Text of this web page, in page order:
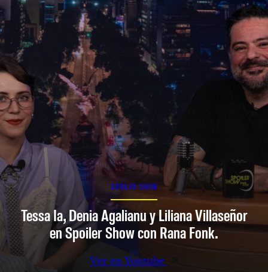
SPOILER SHOW
Tessa Ia, Denia Agalianu y Liliana Villaseñor
en Spoiler Show con Rana Fonk.
Ver en Youtube